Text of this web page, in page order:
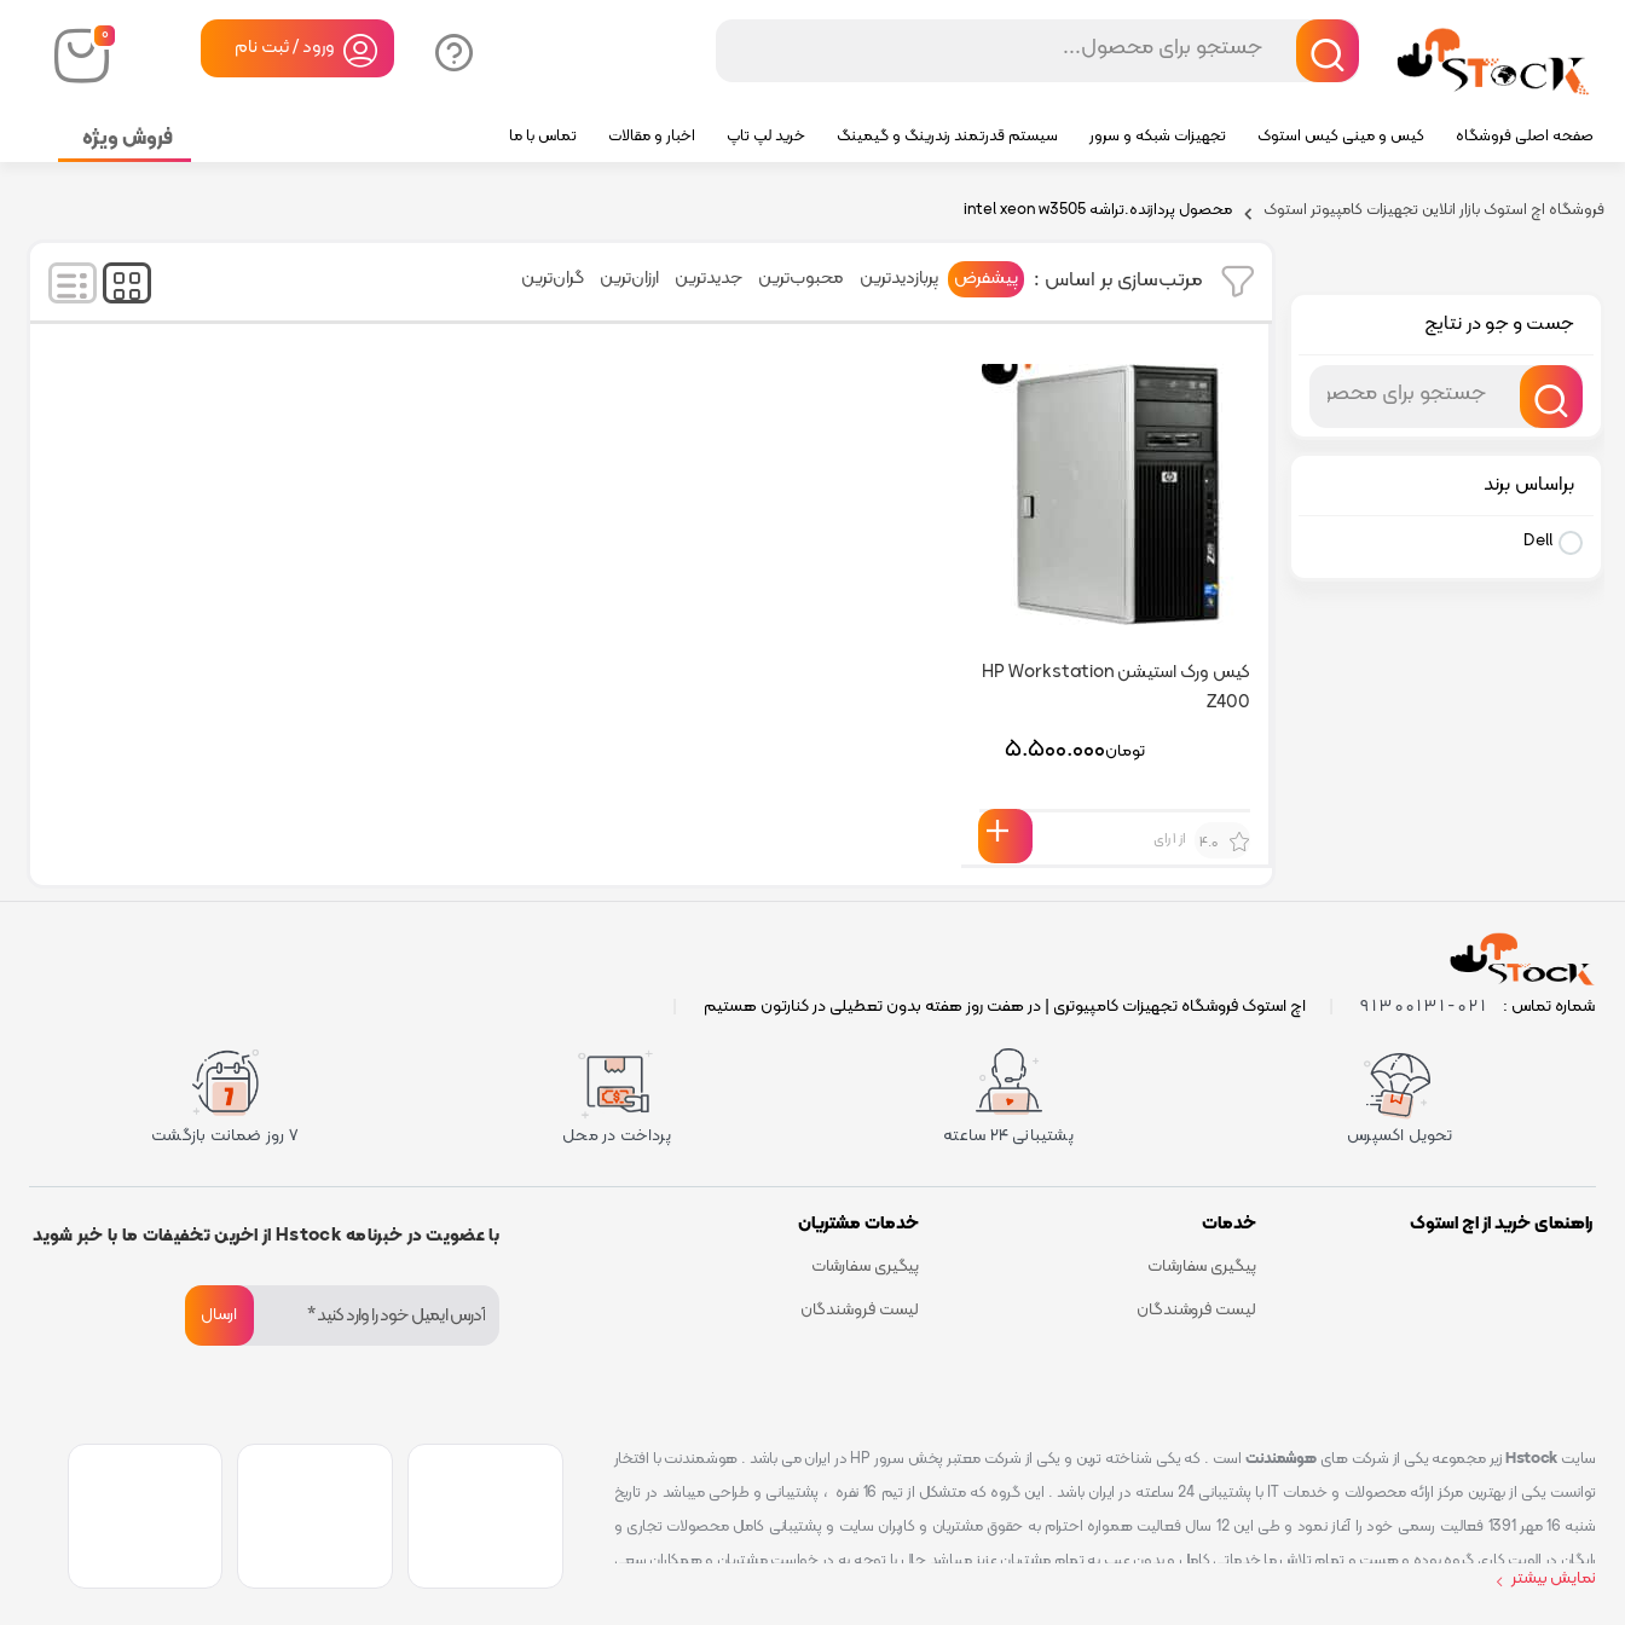
۰ ورود / ثبت نام
صفحه اصلی فروشگاه کیس و مینی کیس استوک تجهیزات شبکه و سرور سیستم قدرتمند رندرینگ و گیمینگ خرید لپ تاپ اخبار و مقالات تماس با ما فروش ویژه
فروشگاه اچ استوک بازار انلاین تجهیزات کامپیوتر استوک محصول پردازنده.تراشه intel xeon w3505
جست و جو در نتایج
براساس برند
Dell
نمایش۱ -۱کالا از مرتب‌سازی بر اساس : پیشفرض پربازدیدترین محبوب‌ترین جدیدترین ارزان‌ترین گران‌ترین
کیس ورک استیشن HP Workstation
Z400
تومان۵.۵۰۰.۰۰۰
4.0 از 1 رای
شماره تماس : 021-91300131 اچ استوک فروشگاه تجهیزات کامپیوتری | در هفت روز هفته بدون تعطیلی در کنارتون هستیم
تحویل اکسپرس پشتیبانی ۲۴ ساعته پرداخت در محل ۷ روز ضمانت بازگشت
راهنمای خرید از اچ استوک خدمات
پیگیری سفارشات
لیست فروشندگان
خدمات مشتریان
پیگیری سفارشات
لیست فروشندگان
با عضویت در خبرنامه Hstock از اخرین تخفیفات ما با خبر شوید
سایت Hstockزیر مجموعه یکی از شرکت هایهوشمندنت
است . که یکی شناخته ترین و یکی از شرکت معتبر پخش سرور HP در ایران می باشد . هوشمندنت با افتخار
توانست یکی از بهترین مرکز ارائه محصولات و خدمات IT با پشتیبانی 24 ساعته در ایران باشد . این گروه که متشکل از تیم 16 نفره ، پشتیبانی و طراحی میباشد در تاریخ
شنبه 16 مهر 1391 فعالیت رسمی خود را آغاز نمود و طی این 12 سال فعالیت همواره احترام به حقوق مشتریان و کاربران سایت و پشتیبانی کامل محصولات تجاری و
رایگان در الویت کاری گروه بوده و هست و تمام تلاش ما خدماتی کامل و بدون عیب به تمام مشتریان عزیز میباشد حال با توجه به در خواست مشتریان و همکاران سعی
کردیم سایتی اماده کنیم که تمام مشتریان عزیزمان با خیال راحت تمام محصولات IT خود را خریداری کنند.
نمایش بیشتر